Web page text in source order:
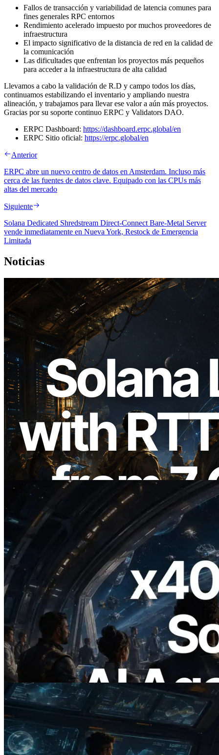
Fallos de transacción y variabilidad de latencia comunes para
fines generales RPC entornos
Rendimiento acelerado impuesto por muchos proveedores de
infraestructura
El impacto significativo de la distancia de red en la calidad de
la comunicación
Las dificultades que enfrentan los proyectos más pequeños
para acceder a la infraestructura de alta calidad
Llevamos a cabo la validación de R.D y campo todos los días,
continuamos estabilizando el inventario y ampliando nuestra
alineación, y trabajamos para llevar ese valor a aún más proyectos.
Gracias por su soporte continuo ERPC y Validators DAO.
ERPC Dashboard: https://dashboard.erpc.global/en
ERPC Sitio oficial: https://erpc.global/en
Anterior
ERPC abre un nuevo centro de datos en Amsterdam. Incluso más
cerca de las fuentes de datos clave. Equipado con las CPUs más
altas del mercado
Siguiente
Solana Dedicated Shredstream Direct‐Connect Bare‐Metal Server
vende inmediatamente en Nueva York, Restock de Emergencia
Limitada
Noticias
2026.08.05
ERPC amplía la Leader Slot API de
Solana con medición de ping desde 7
regiones globales — También se lanza la
Validators Information API
Leer este artículo
2026.07.04
ERPC lanza Solana RPC compatible con
x402 — La era en la que los agentes de IA
pagan bajo demanda por las API que
necesitan
Leer este artículo